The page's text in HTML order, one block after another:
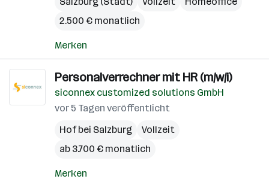
2.500 € monatlich
Merken
Personalverrechner mit HR (m/w/i)
siconnex customized solutions GmbH
vor 5 Tagen veröffentlicht
Hof bei Salzburg
Vollzeit
ab 3.700 € monatlich
Merken